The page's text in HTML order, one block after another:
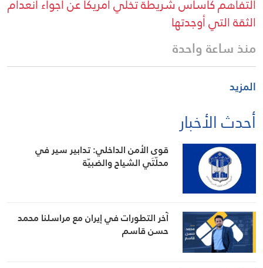
التفاهم كأساس شريطة تخلي أمريكا عن أجواء انعدام
الثقة التي أوجدتها
منذ ساعة واحدة
المزيد
أحدث الأخبار
قوى الأمن الداخلي: تدابير سير في
محلّتَي الشياح والضبيّة
آخر التطورات في إيران مع مراسلنا محمد
حسن قاسم